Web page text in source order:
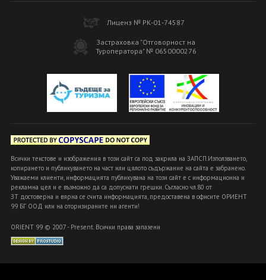
Лиценз № РК-01-74587
Застраховка "Отговорност на
Туроператора" № 0650000276
Всички текстове и изображения в този сайт са под закрила на ЗАПСП.Използването,
копирането и публикуването на част или цялото съдържание на сайта е забранено.
Уважаеми клиенти, информацията публикувана на този сайт е с информационна и
рекламна цел и е възможно да са допуснати грешки. Съгласно чл.80 от
ЗТ достоверна и вярна се счита информацията, предоставена в офисите ОРИЕНТ
99 БГ ООД или на оторизираните ни агенти!
ORIENT 99 © 2007 - Present. Всички права запазени